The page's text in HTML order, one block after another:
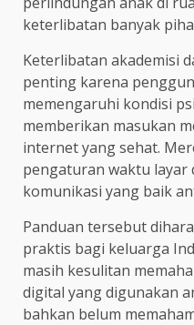
keterlibatan banyak
Keterlibatan akademisi
penting karena
memengaruhi kondisi
memberikan masukan
internet yang sehat.
pengaturan waktu layar
komunikasi yang baik
Panduan tersebut
praktis bagi keluarga
masih kesulitan
digital yang digunakan
bahkan belum